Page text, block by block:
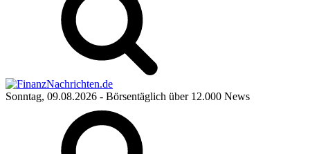
Sonntag, 09.08.2026 - Börsentäglich über 12.000 News